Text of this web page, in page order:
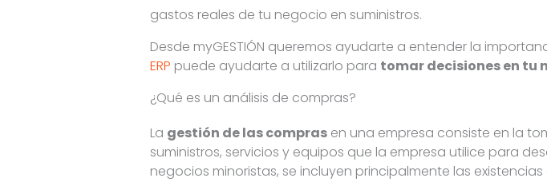
gastos reales de tu negocio en suministros.
Desde myGESTIÓN queremos ayudarte a entender la
ERP puede ayudarte a utilizarlo para tomar decisiones en tu
¿Qué es un análisis de compras?
La gestión de las compras en una empresa consiste en la
suministros, servicios y equipos que la empresa utilice para
negocios minoristas, se incluyen principalmente las